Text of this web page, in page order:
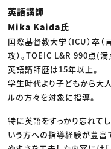
英語講師
Mika Kaida氏
国際基督教大学（ICU）卒
攻）。TOEIC L&R 990点(満
英語講師歴は15年以上。
学生時代より子どもから大
ルの方々を対象に指導。
特に英語をすっかり忘れて
いう方への指導経験が豊富